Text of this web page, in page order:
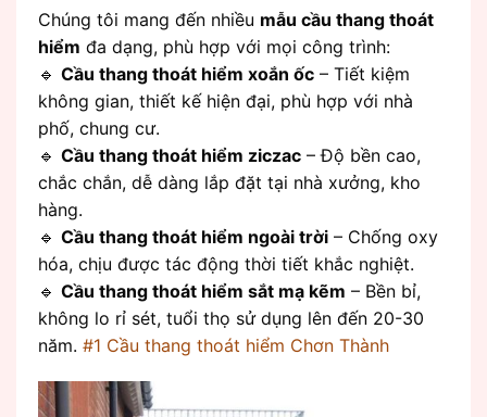
Chúng tôi mang đến nhiều mẫu cầu thang thoát
hiểm đa dạng, phù hợp với mọi công trình:
🔹 Cầu thang thoát hiểm xoắn ốc – Tiết kiệm
không gian, thiết kế hiện đại, phù hợp với nhà
phố, chung cư.
🔹 Cầu thang thoát hiểm ziczac – Độ bền cao,
chắc chắn, dễ dàng lắp đặt tại nhà xưởng, kho
hàng.
🔹 Cầu thang thoát hiểm ngoài trời – Chống oxy
hóa, chịu được tác động thời tiết khắc nghiệt.
🔹 Cầu thang thoát hiểm sắt mạ kẽm – Bền bỉ,
không lo rỉ sét, tuổi thọ sử dụng lên đến 20-30
năm. #1 Cầu thang thoát hiểm Chơn Thành